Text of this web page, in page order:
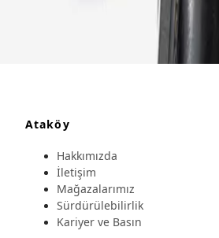
Ataköy
Hakkımızda
İletişim
Mağazalarımız
Sürdürülebilirlik
Kariyer ve Basın